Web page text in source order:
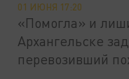
01 ИЮНЯ 17:20
«Помогла» и
Архангельске
перевозивший